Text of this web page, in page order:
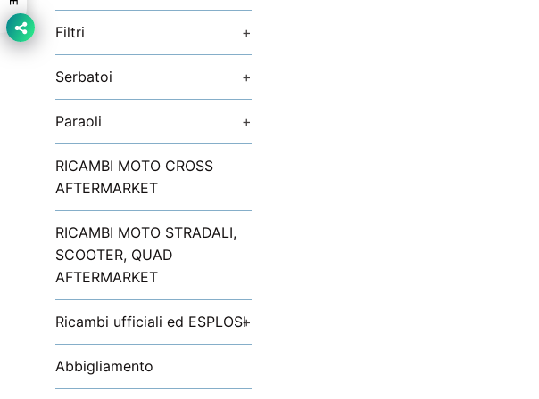
Filtri +
Serbatoi +
Paraoli +
RICAMBI MOTO CROSS
AFTERMARKET
RICAMBI MOTO STRADALI,
SCOOTER, QUAD
AFTERMARKET
Ricambi ufficiali ed ESPLOSI+
Abbigliamento